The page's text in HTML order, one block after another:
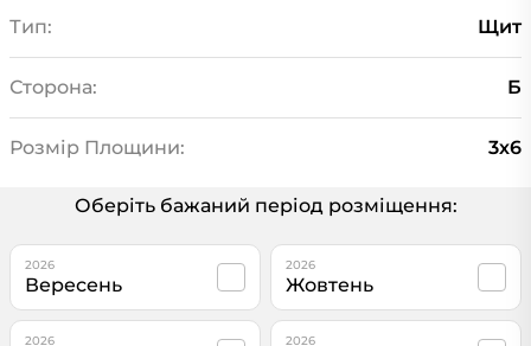
Тип: Щит
Сторона: Б
Розмір Площини: 3х6
Оберіть бажаний період розміщення:
2026
Вересень
2026
Жовтень
2026 2026